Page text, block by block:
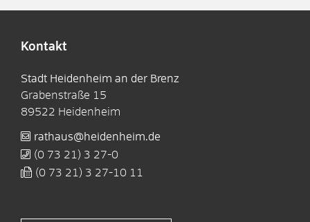
Kontakt
Stadt Heidenheim an der Brenz
Grabenstraße 15
89522 Heidenheim
rathaus@heidenheim.de
(0 73 21) 3 27-0
(0 73 21) 3 27-10 11